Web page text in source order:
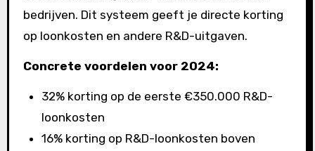
bedrijven. Dit systeem geeft je directe korting
op loonkosten en andere R&D-uitgaven.
Concrete voordelen voor 2024:
32% korting op de eerste €350.000 R&D-
loonkosten
16% korting op R&D-loonkosten boven